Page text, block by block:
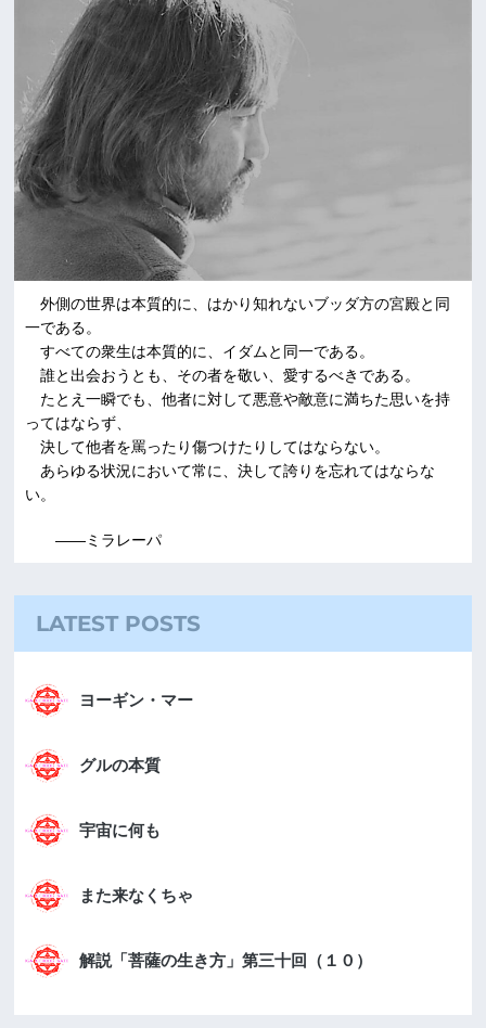
外側の世界は本質的に、はかり知れないブッダ方の宮殿と同
一である。
すべての衆生は本質的に、イダムと同一である。
誰と出会おうとも、その者を敬い、愛するべきである。
たとえ一瞬でも、他者に対して悪意や敵意に満ちた思いを持
ってはならず、
決して他者を罵ったり傷つけたりしてはならない。
あらゆる状況において常に、決して誇りを忘れてはならな
い。
――ミラレーパ
LATEST POSTS
ヨーギン・マー
グルの本質
宇宙に何も
また来なくちゃ
解説「菩薩の生き方」第三十回（１０）